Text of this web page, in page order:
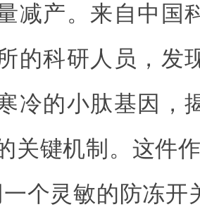
减产。来自中国
的科研人员，发
冷的小肽基因，
关键机制。这件
个灵敏的防冻开